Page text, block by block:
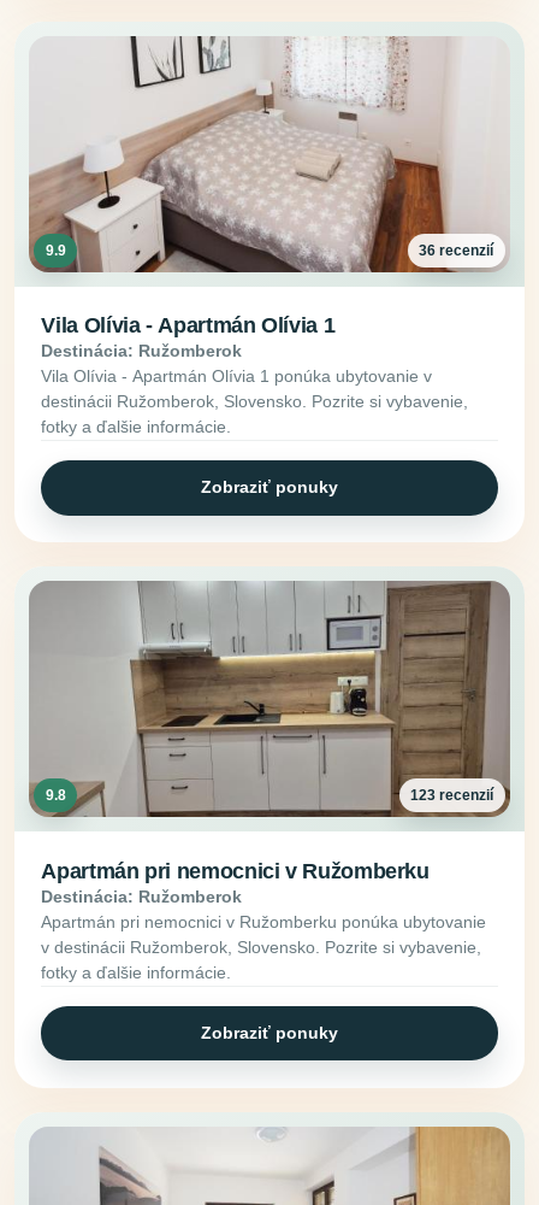
9.9 36 recenzií
Vila Olívia - Apartmán Olívia 1
Destinácia: Ružomberok
Vila Olívia - Apartmán Olívia 1 ponúka ubytovanie v
destinácii Ružomberok, Slovensko. Pozrite si vybavenie,
fotky a ďalšie informácie.
Zobraziť ponuky
9.8 123 recenzií
Apartmán pri nemocnici v Ružomberku
Destinácia: Ružomberok
Apartmán pri nemocnici v Ružomberku ponúka ubytovanie
v destinácii Ružomberok, Slovensko. Pozrite si vybavenie,
fotky a ďalšie informácie.
Zobraziť ponuky